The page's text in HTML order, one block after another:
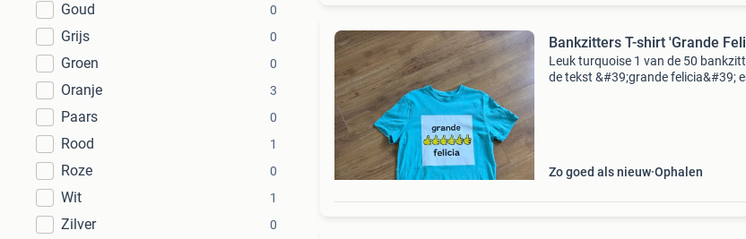
Goud 0
Grijs 0
Groen 0
Oranje 3
Paars 0
Rood 1
Roze 0
Wit 1
Zilver 0
Bankzitters T-shirt 'Grande
Leuk turquoise 1 van de 50
de tekst &#39;grande felicia&#39;
Zo goed als nieuw Ophalen